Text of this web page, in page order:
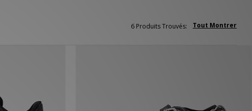
Tout Montrer
6 Produits Trouvés: